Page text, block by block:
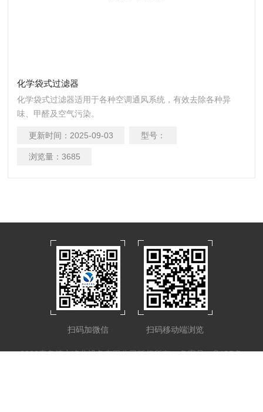
化学袋式过滤器
化学袋式过滤器适用于各种空调通风系统，有效去除各种异
味、甲醛及空气污染。
更新时间： 2025-09-03 型号：
浏览量： 3685
扫码加微信 扫码移动端浏览
2026青岛清永净化设备有限公司版权所有备案号：鲁ICP备